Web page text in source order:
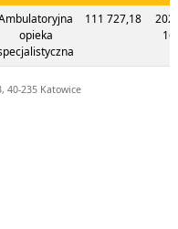
00-02716-22-01
opieka
111 727,18
40-235 Katowice